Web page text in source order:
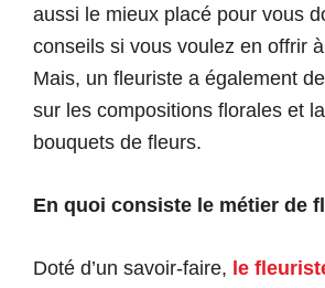
aussi le mieux placé pour vous
conseils si vous voulez en offrir
Mais, un fleuriste a également
sur les compositions florales et
bouquets de fleurs.
En quoi consiste le métier de
Doté d’un savoir-faire, le